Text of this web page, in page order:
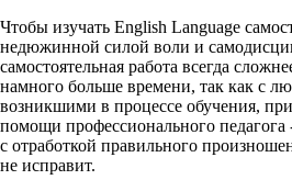
Чтобы изучать English Language
недюжинной силой воли и
самостоятельная работа всегда
намного больше времени, так как с
возникшими в процессе обучения,
помощи профессионального педагога
с отработкой правильного
не исправит.